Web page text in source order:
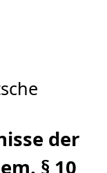
der
§ 10